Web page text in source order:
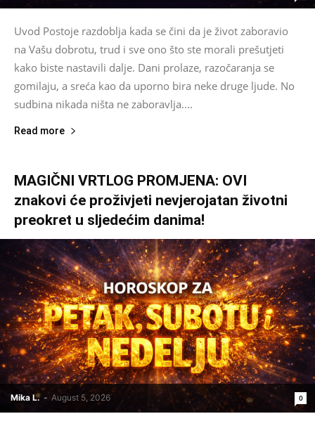
Uvod Postoje razdoblja kada se čini da je život zaboravio
na Vašu dobrotu, trud i sve ono što ste morali prešutjeti
kako biste nastavili dalje. Dani prolaze, razočaranja se
gomilaju, a sreća kao da uporno bira neke druge ljude. No
sudbina nikada ništa ne zaboravlja....
Read more
MAGIČNI VRTLOG PROMJENA: OVI
znakovi će proživjeti nevjerojatan životni
preokret u sljedećim danima!
Mika L. - August 5, 2026 0